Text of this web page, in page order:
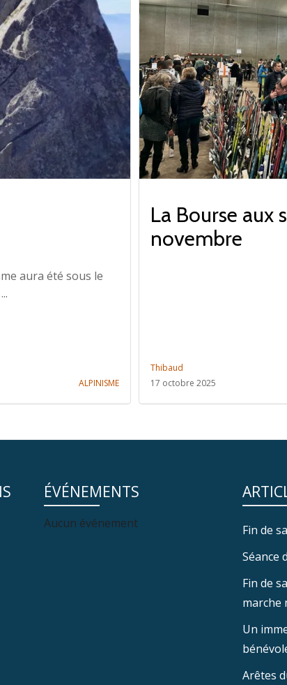
aura été sous le
ALPINISME
La Bourse aux
novembre
Thibaud
17 octobre 2025
ÉVÉNEMENTS
Aucun événement
Fin de
Séance
Fin de
marche
Un
Arêtes